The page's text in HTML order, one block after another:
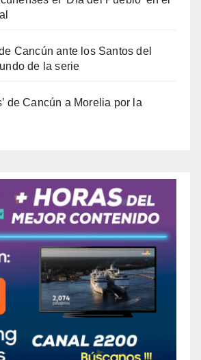
Cancún ante los Santos del
de la serie
de Cancún a Morelia por la